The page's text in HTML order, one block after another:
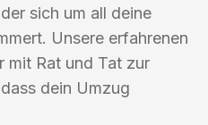
sich um all deine
Unsere erfahrenen
mit Rat und Tat zur
dein Umzug